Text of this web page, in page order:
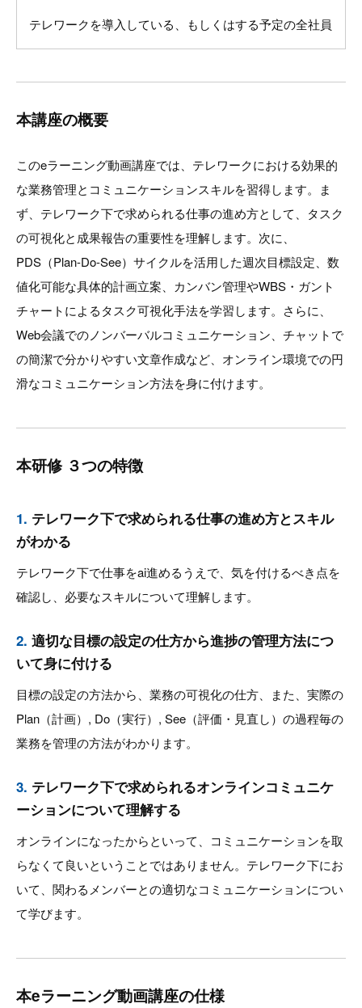
テレワークを導入している、もしくはする予定の全社員
本講座の概要
このeラーニング動画講座では、テレワークにおける効果的
な業務管理とコミュニケーションスキルを習得します。ま
ず、テレワーク下で求められる仕事の進め方として、タスク
の可視化と成果報告の重要性を理解します。次に、
PDS（Plan-Do-See）サイクルを活用した週次目標設定、数
値化可能な具体的計画立案、カンバン管理やWBS・ガント
チャートによるタスク可視化手法を学習します。さらに、
Web会議でのノンバーバルコミュニケーション、チャットで
の簡潔で分かりやすい文章作成など、オンライン環境での円
滑なコミュニケーション方法を身に付けます。
本研修 ３つの特徴
1. テレワーク下で求められる仕事の進め方とスキル
がわかる
テレワーク下で仕事をai進めるうえで、気を付けるべき点を
確認し、必要なスキルについて理解します。
2. 適切な目標の設定の仕方から進捗の管理方法につ
いて身に付ける
目標の設定の方法から、業務の可視化の仕方、また、実際の
Plan（計画）, Do（実⾏）, See（評価・⾒直し）の過程毎の
業務を管理の方法がわかります。
3. テレワーク下で求められるオンラインコミュニケ
ーションについて理解する
オンラインになったからといって、コミュニケーションを取
らなくて良いということではありません。テレワーク下にお
いて、関わるメンバーとの適切なコミュニケーションについ
て学びます。
本eラーニング動画講座の仕様